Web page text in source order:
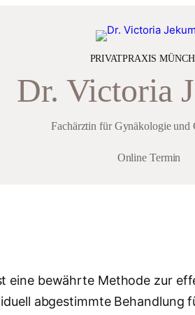
PRIVATPRAXIS
Dr. Victoria
Fachärztin für Gynäkologie und
Online Termin
bewährte Methode zur
abgestimmte Behandlung